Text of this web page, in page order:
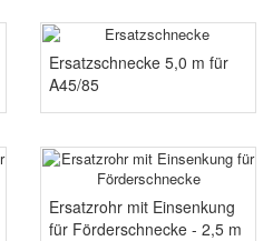
Ersatzschnecke 5,0 m für
A45/85
Ersatzrohr mit Einsenkung
für Förderschnecke - 2,5 m